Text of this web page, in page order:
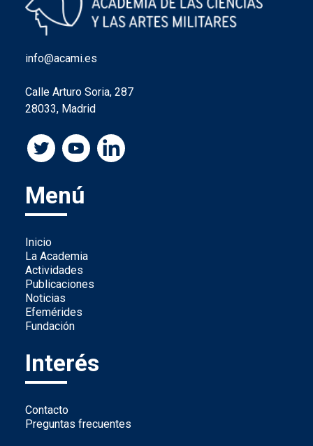
info@acami.es
Calle Arturo Soria, 287
28033, Madrid
Menú
Inicio
La Academia
Actividades
Publicaciones
Noticias
Efemérides
Fundación
Interés
Contacto
Preguntas frecuentes